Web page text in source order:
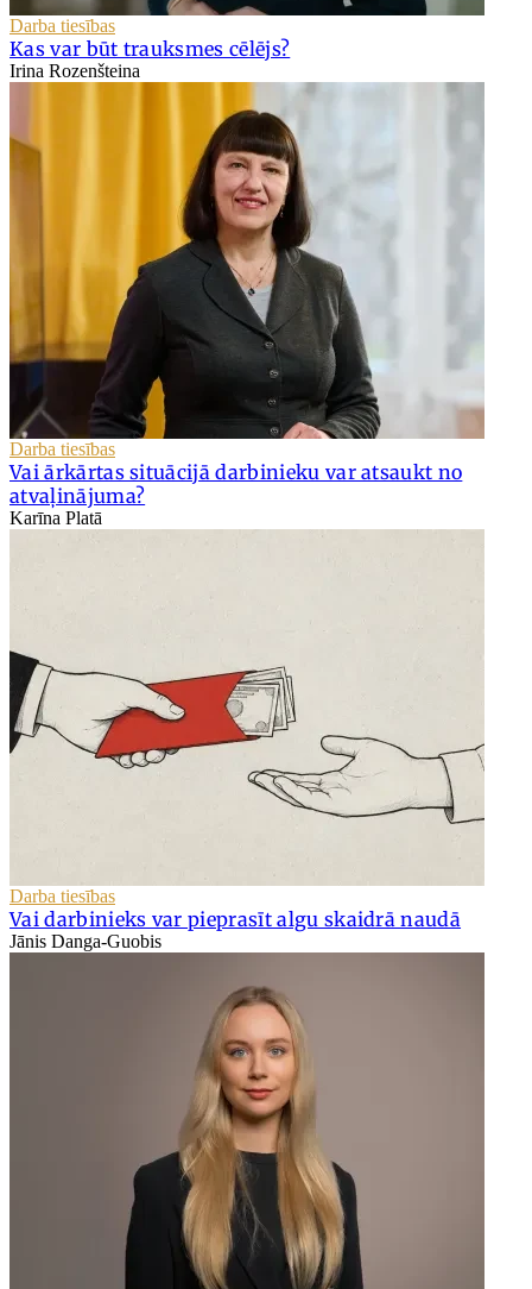
Darba tiesības
Kas var būt trauksmes cēlējs?
Irina Rozenšteina
Darba tiesības
Vai ārkārtas situācijā darbinieku var atsaukt no
atvaļinājuma?
Karīna Platā
Darba tiesības
Vai darbinieks var pieprasīt algu skaidrā naudā
Jānis Danga-Guobis